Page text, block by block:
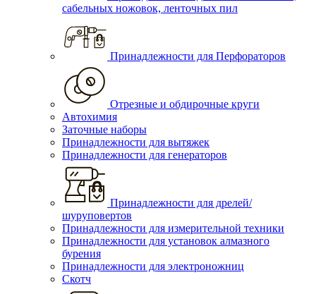
сабельных ножовок, ленточных пил
Принадлежности для Перфораторов
Отрезные и обдирочные круги
Автохимия
Заточные наборы
Принадлежности для вытяжек
Принадлежности для генераторов
Принадлежности для дрелей/
шуруповертов
Принадлежности для измерительной техники
Принадлежности для установок алмазного
бурения
Принадлежности для электроножниц
Скотч